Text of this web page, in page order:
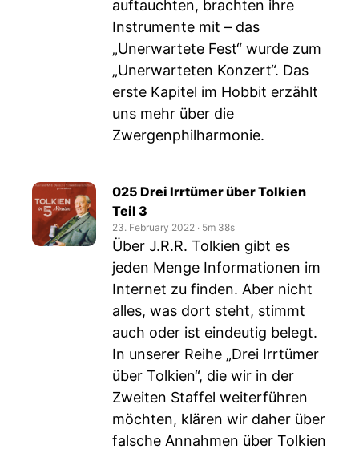
auftauchten, brachten ihre
Instrumente mit – das
„Unerwartete Fest“ wurde zum
„Unerwarteten Konzert“. Das
erste Kapitel im Hobbit erzählt
uns mehr über die
Zwergenphilharmonie.
025 Drei Irrtümer über Tolkien
Teil 3
23. February 2022 ‧ 5m 38s
Über J.R.R. Tolkien gibt es
jeden Menge Informationen im
Internet zu finden. Aber nicht
alles, was dort steht, stimmt
auch oder ist eindeutig belegt.
In unserer Reihe „Drei Irrtümer
über Tolkien“, die wir in der
Zweiten Staffel weiterführen
möchten, klären wir daher über
falsche Annahmen über Tolkien